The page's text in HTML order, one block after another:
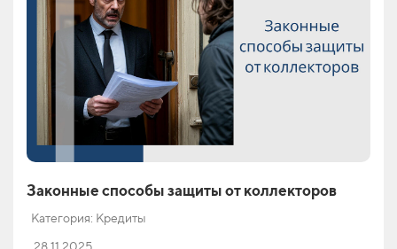
Законные способы защиты от коллекторов
Категория: Кредиты